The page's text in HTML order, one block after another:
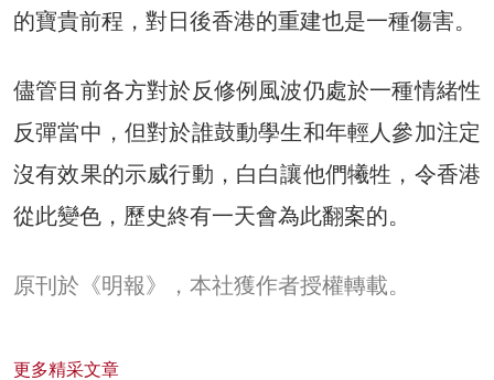
的寶貴前程，對日後香港的重建也是一種傷害。
儘管目前各方對於反修例風波仍處於一種情緒性
反彈當中，但對於誰鼓動學生和年輕人參加注定
沒有效果的示威行動，白白讓他們犧牲，令香港
從此變色，歷史終有一天會為此翻案的。
原刊於《明報》，本社獲作者授權轉載。
更多精采文章